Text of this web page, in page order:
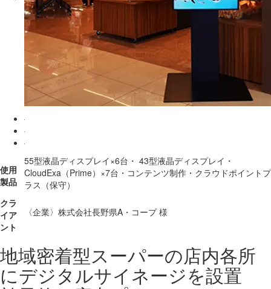
使用
製品
55型液晶ディスプレイ×6台・ 43型液晶ディスプレイ・
CloudExa（Prime）×7台・コンテンツ制作・クラウドポイントプ
ラス（保守）
クラ
イア
ント
〈企業〉株式会社長野県A・コープ 様
地域密着型スーパーの店内各所
にデジタルサイネージを設置